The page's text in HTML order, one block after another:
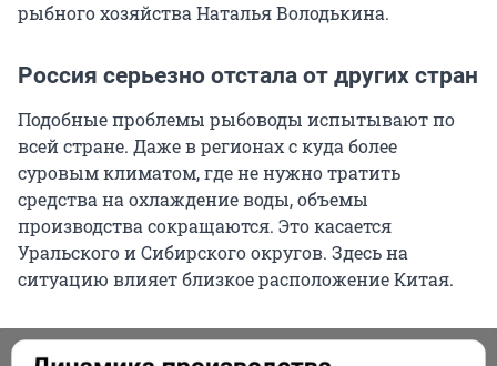
рыбного хозяйства Наталья Володькина.
Россия серьезно отстала от других стран
Подобные проблемы рыбоводы испытывают по
всей стране. Даже в регионах с куда более
суровым климатом, где не нужно тратить
средства на охлаждение воды, объемы
производства сокращаются. Это касается
Уральского и Сибирского округов. Здесь на
ситуацию влияет близкое расположение Китая.